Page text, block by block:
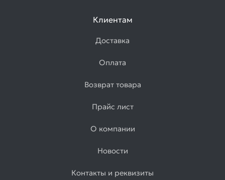
Клиентам
Доставка
Оплата
Возврат товара
Прайс лист
О компании
Новости
Контакты и реквизиты